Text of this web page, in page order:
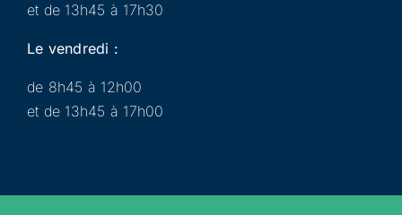
et de 13h45 à 17h30
Le vendredi :
de 8h45 à 12h00
et de 13h45 à 17h00